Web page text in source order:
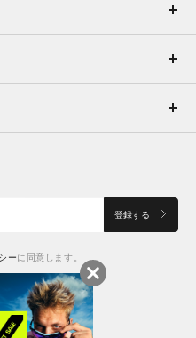
登録する
ーに同意します。